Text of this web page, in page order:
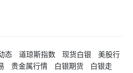
态 道琼斯指数 现货白银
美股行
贵金属行情 白银期货
白银走